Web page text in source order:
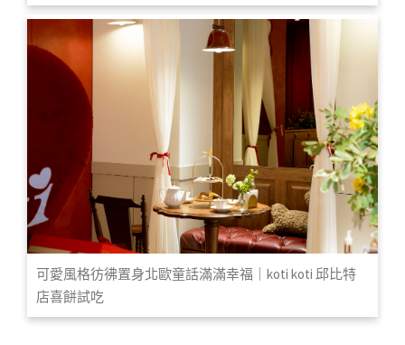
可愛風格彷彿置身北歐童話滿滿幸福｜koti koti 邱比特
店喜餅試吃